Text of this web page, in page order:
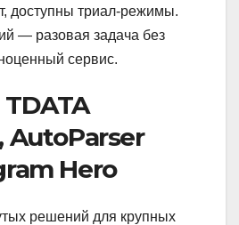
доступны триал-режимы.
— разовая задача без
сервис.
AutoParser
Hero
решений для крупных